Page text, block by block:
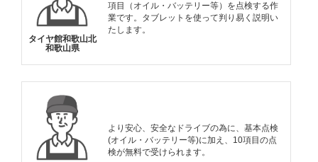
タイヤ館和歌山北
和歌山県
項目（オイル・バッテリー等）を点検する作
業です。タブレットを使って判り易く説明い
たします。
より安心、安全なドライブの為に、基本点検
(オイル・バッテリー等)に加え、10項目の点
検が無料で受けられます。